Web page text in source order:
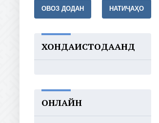
ОВОЗ ДОДАН НАТИҶАҲО
ХОНДАИСТОДААНД
ОНЛАЙН